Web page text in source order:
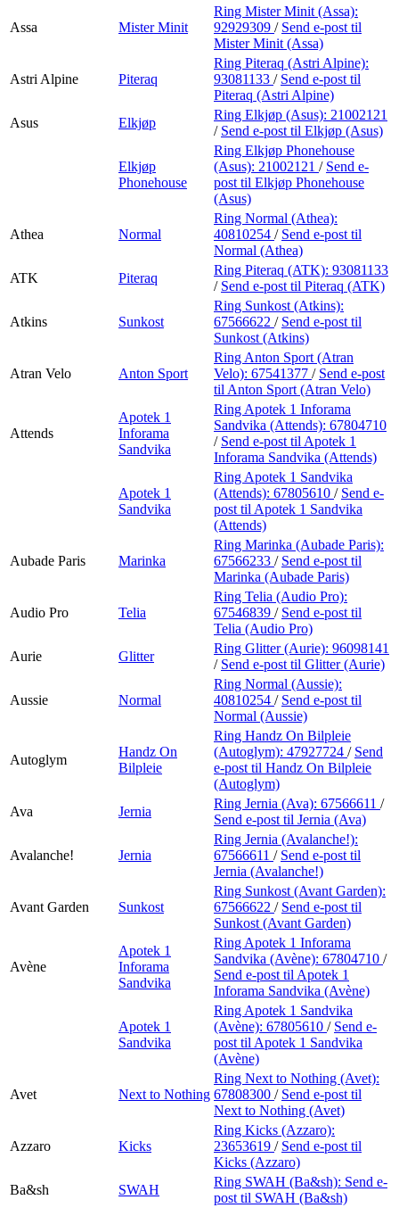
Assa Mister Minit
Ring Mister Minit (Assa):
92929309 / Send e-post til
Mister Minit (Assa)
Astri Alpine Piteraq
Ring Piteraq (Astri Alpine):
93081133 / Send e-post til
Piteraq (Astri Alpine)
Asus
Elkjøp
Ring Elkjøp (Asus): 21002121
/ Send e-post til Elkjøp (Asus)
Elkjøp
Phonehouse
Ring Elkjøp Phonehouse
(Asus): 21002121 / Send e-
post til Elkjøp Phonehouse
(Asus)
Athea Normal
Ring Normal (Athea):
40810254 / Send e-post til
Normal (Athea)
ATK
Piteraq
Ring Piteraq (ATK): 93081133
/ Send e-post til Piteraq (ATK)
Atkins Sunkost
Ring Sunkost (Atkins):
67566622 / Send e-post til
Sunkost (Atkins)
Atran Velo Anton Sport
Ring Anton Sport (Atran
Velo): 67541377 / Send e-post
til Anton Sport (Atran Velo)
Attends
Apotek 1
Inforama
Sandvika
Ring Apotek 1 Inforama
Sandvika (Attends): 67804710
/ Send e-post til Apotek 1
Inforama Sandvika (Attends)
Apotek 1
Sandvika
Ring Apotek 1 Sandvika
(Attends): 67805610 / Send e-
post til Apotek 1 Sandvika
(Attends)
Aubade Paris Marinka
Ring Marinka (Aubade Paris):
67566233 / Send e-post til
Marinka (Aubade Paris)
Audio Pro Telia
Ring Telia (Audio Pro):
67546839 / Send e-post til
Telia (Audio Pro)
Aurie
Glitter
Ring Glitter (Aurie): 96098141
/ Send e-post til Glitter (Aurie)
Aussie Normal
Ring Normal (Aussie):
40810254 / Send e-post til
Normal (Aussie)
Autoglym
Handz On
Bilpleie
Ring Handz On Bilpleie
(Autoglym): 47927724 / Send
e-post til Handz On Bilpleie
(Autoglym)
Ava
Jernia
Ring Jernia (Ava): 67566611 /
Send e-post til Jernia (Ava)
Avalanche! Jernia
Ring Jernia (Avalanche!):
67566611 / Send e-post til
Jernia (Avalanche!)
Avant Garden Sunkost
Ring Sunkost (Avant Garden):
67566622 / Send e-post til
Sunkost (Avant Garden)
Avène
Apotek 1
Inforama
Sandvika
Ring Apotek 1 Inforama
Sandvika (Avène): 67804710 /
Send e-post til Apotek 1
Inforama Sandvika (Avène)
Apotek 1
Sandvika
Ring Apotek 1 Sandvika
(Avène): 67805610 / Send e-
post til Apotek 1 Sandvika
(Avène)
Avet Next to Nothing
Ring Next to Nothing (Avet):
67808300 / Send e-post til
Next to Nothing (Avet)
Azzaro Kicks
Ring Kicks (Azzaro):
23653619 / Send e-post til
Kicks (Azzaro)
Ba&sh
SWAH
Ring SWAH (Ba&sh): Send e-
post til SWAH (Ba&sh)